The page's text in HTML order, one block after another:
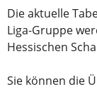
Die aktuelle
Liga-Gruppe
Hessischen
Sie können die